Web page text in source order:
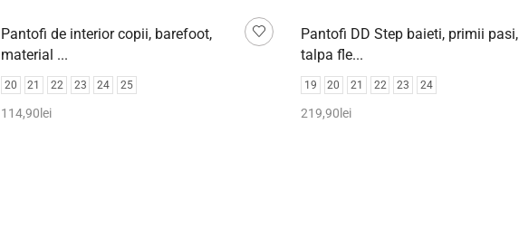
Pantofi de interior copii, barefoot,
material ...
20 21 22 23 24 25
114,90 lei
Pantofi DD Step baieti, primii pasi,
talpa fle...
19 20 21 22 23 24
219,90 lei